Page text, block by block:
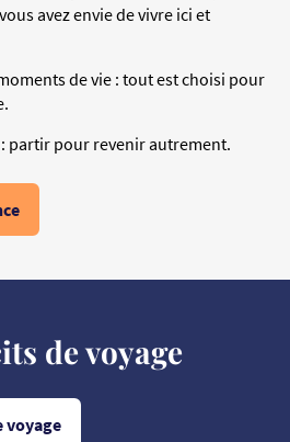
avez envie de vivre ici et
de vie : tout est choisi pour
partir pour revenir autrement.
de voyage
voyage